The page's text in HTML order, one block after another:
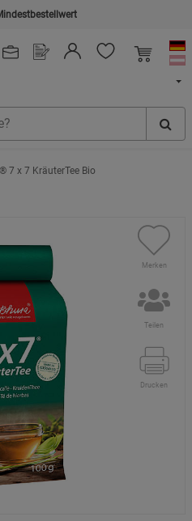
7 x 7 KräuterTee Bio
Merken
Teilen
Drucken